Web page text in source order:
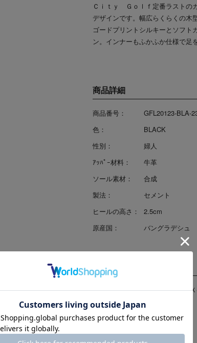
商品詳細
商品番号：
GFL20123-BLA-
色：
BLACK
性別：
婦人
ｱｯﾊﾟｰ材料：
牛革
ソール素材：
合成
製法：
セメント
ヒールの高さ：
2.5cm
原産国：
バングラデシュ
修理対応
（〇-修理可、△-代替部品修理、
ソール交換： ×
ヒール交換：
×
リフト交換： ×
Ｃｉｔｙ Ｇｏｌｆ定番ラストの
デザインです。幅広らくらくの木
ゴードプリントシルキーとソフト
ン。インナーもふかふか仕様で足